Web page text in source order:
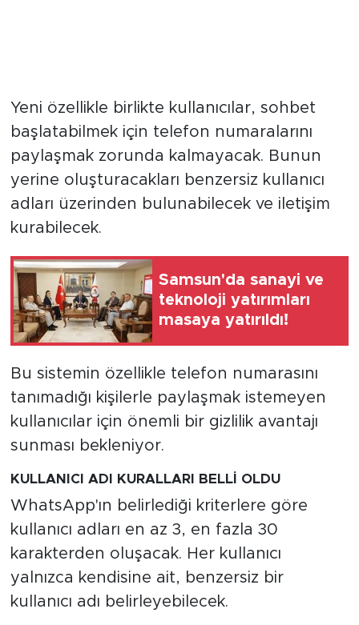
Yeni özellikle birlikte kullanıcılar, sohbet
başlatabilmek için telefon numaralarını
paylaşmak zorunda kalmayacak. Bunun
yerine oluşturacakları benzersiz kullanıcı
adları üzerinden bulunabilecek ve iletişim
kurabilecek.
Samsun'da sanayi ve
teknoloji yatırımları
masaya yatırıldı!
Bu sistemin özellikle telefon numarasını
tanımadığı kişilerle paylaşmak istemeyen
kullanıcılar için önemli bir gizlilik avantajı
sunması bekleniyor.
KULLANICI ADI KURALLARI BELLİ OLDU
WhatsApp'ın belirlediği kriterlere göre
kullanıcı adları en az 3, en fazla 30
karakterden oluşacak. Her kullanıcı
yalnızca kendisine ait, benzersiz bir
kullanıcı adı belirleyebilecek.